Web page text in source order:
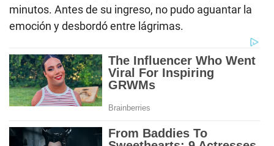
minutos. Antes de su ingreso, no pudo aguantar la
emoción y desbordó entre lágrimas.